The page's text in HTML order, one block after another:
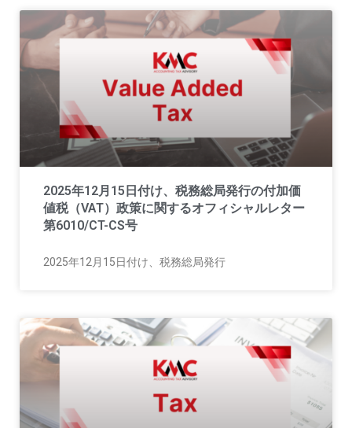
2025年12月15日付け、税務総局発行の付加価
値税（VAT）政策に関するオフィシャルレター
第6010/CT-CS号
2025年12月15日付け、税務総局発行